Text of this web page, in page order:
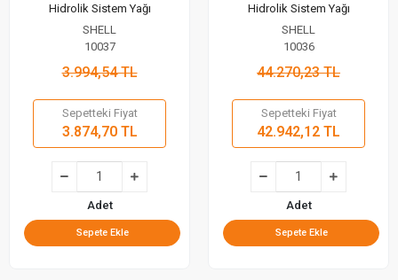
Hidrolik Sistem Yağı
SHELL
10037
3.994,54 TL
Sepetteki Fiyat
3.874,70 TL
Adet
Sepete Ekle
Hidrolik Sistem Yağı
SHELL
10036
44.270,23 TL
Sepetteki Fiyat
42.942,12 TL
Adet
Sepete Ekle